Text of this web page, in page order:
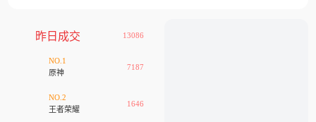
昨日成交 13086
NO.1
原神
7187
NO.2
王者荣耀
1646